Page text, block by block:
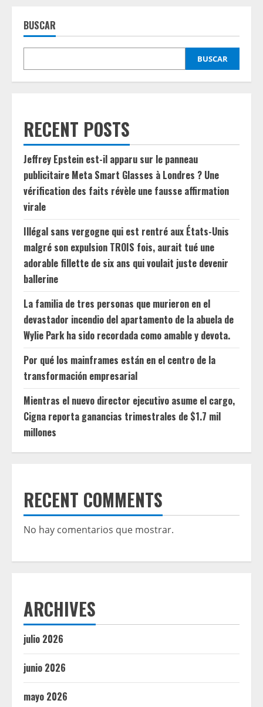
BUSCAR
BUSCAR
RECENT POSTS
Jeffrey Epstein est-il apparu sur le panneau
publicitaire Meta Smart Glasses à Londres ? Une
vérification des faits révèle une fausse affirmation
virale
Illégal sans vergogne qui est rentré aux États-Unis
malgré son expulsion TROIS fois, aurait tué une
adorable fillette de six ans qui voulait juste devenir
ballerine
La familia de tres personas que murieron en el
devastador incendio del apartamento de la abuela de
Wylie Park ha sido recordada como amable y devota.
Por qué los mainframes están en el centro de la
transformación empresarial
Mientras el nuevo director ejecutivo asume el cargo,
Cigna reporta ganancias trimestrales de $1.7 mil
millones
RECENT COMMENTS
No hay comentarios que mostrar.
ARCHIVES
julio 2026
junio 2026
mayo 2026